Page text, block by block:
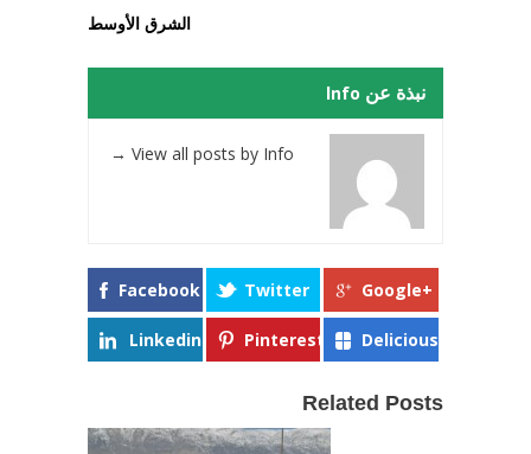
الشرق الأوسط
نبذة عن Info
View all posts by Info
→
Facebook Twitter Google+
Linkedin Pinterest Delicious
Related Posts